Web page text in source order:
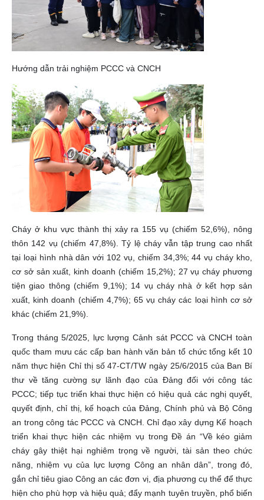
Hướng dẫn trải nghiệm PCCC và CNCH
Cháy ở khu vực thành thị xảy ra 155 vụ (chiếm 52,6%), nông
thôn 142 vụ (chiếm 47,8%). Tỷ lệ cháy vẫn tập trung cao nhất
tại loại hình nhà dân với 102 vụ, chiếm 34,3%; 44 vụ cháy kho,
cơ sở sản xuất, kinh doanh (chiếm 15,2%); 27 vụ cháy phương
tiện giao thông (chiếm 9,1%); 14 vụ cháy nhà ở kết hợp sản
xuất, kinh doanh (chiếm 4,7%); 65 vụ cháy các loại hình cơ sở
khác (chiếm 21,9%).
Trong tháng 5/2025, lực lượng Cảnh sát PCCC và CNCH toàn
quốc tham mưu các cấp ban hành văn bản tổ chức tổng kết 10
năm thực hiện Chỉ thị số 47-CT/TW ngày 25/6/2015 của Ban Bí
thư về tăng cường sự lãnh đạo của Đảng đối với công tác
PCCC; tiếp tục triển khai thực hiện có hiệu quả các nghị quyết,
quyết định, chỉ thị, kế hoạch của Đảng, Chính phủ và Bộ Công
an trong công tác PCCC và CNCH. Chỉ đạo xây dựng Kế hoạch
triển khai thực hiện các nhiệm vụ trong Đề án “Về kéo giảm
cháy gây thiệt hại nghiêm trọng về người, tài sản theo chức
năng, nhiệm vụ của lực lượng Công an nhân dân”, trong đó,
gắn chỉ tiêu giao Công an các đơn vị, địa phương cụ thể để thực
hiện cho phù hợp và hiệu quả; đẩy mạnh tuyên truyền, phổ biến